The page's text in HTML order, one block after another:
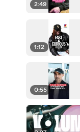
2:49
1:12
0:55